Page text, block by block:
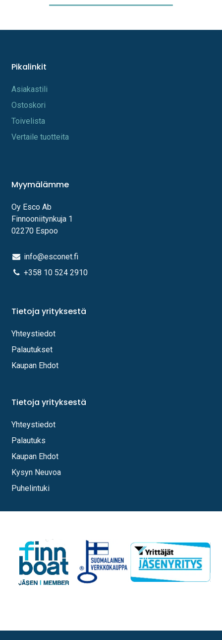
Pikalinkit
A​s​iakastili
Os​toskori
Toi​velista
Vertaile tuotteita
Myymälämme
Oy Esco Ab
Finnooniitynkuja 1
02270 Espoo
info@esconet.fi
+358 10 524 2910
Tietoja yrityksestä
Yhteystiedot
Palautukset
Kaupan Ehdot
Tietoja yrityksestä
Yhteystiedot
Palautuks
Kaupan Ehdot
Kysyn Neuvoa
Puhelintuki